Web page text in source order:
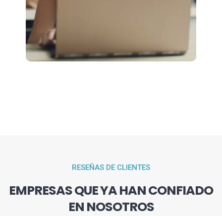
RESEÑAS DE CLIENTES
EMPRESAS QUE YA HAN CONFIADO
EN NOSOTROS